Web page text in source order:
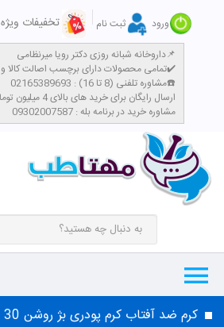
ورود ثبت نام تخفیفات ویژه
داروخانه شبانه روزی دکتر رویا میرنظامی📌
تمامی محصولات دارای برچسب اصالت کالا و سیب سلامت میباشند✔️
مشاوره تلفنی (8 تا 16) : 02165389693☎️
​ارسال رایگان برای خرید های بالای 4 میلیون تومان با پست پیشتاز
مشاوره خرید در برنامه بله : 09302007587
کرم ضد آفتاب کرم پودری بژ روشن SPF 30 الارو